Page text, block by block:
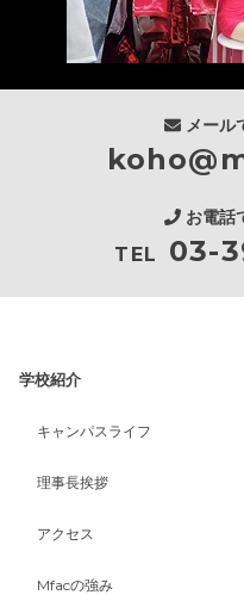
メール
お電話
TEL 03-
学校紹介
キャンパスライフ
理事長挨拶
アクセス
Mfacの強み